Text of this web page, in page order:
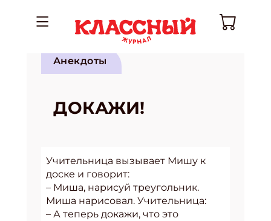
Анекдоты
ДОКАЖИ!
Учительница вызывает Мишу к
доске и говорит:
– Миша, нарисуй треугольник.
Миша нарисовал. Учительница:
– А теперь докажи, что это